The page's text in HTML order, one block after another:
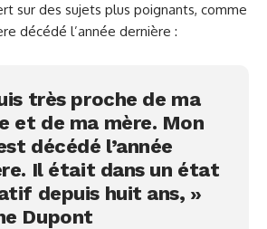
sur des sujets plus poignants, comme
décédé l’année dernière :
très proche de ma
et de ma mère. Mon
décédé l’année
Il était dans un état
depuis huit ans, »
Dupont